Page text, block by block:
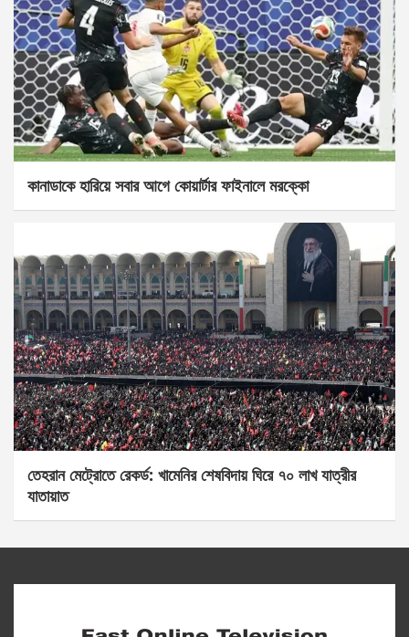
কানাডাকে হারিয়ে সবার আগে কোয়ার্টার ফাইনালে মরক্কো
তেহরান মেট্রোতে রেকর্ড: খামেনির শেষবিদায় ঘিরে ৭০ লাখ যাত্রীর
যাতায়াত